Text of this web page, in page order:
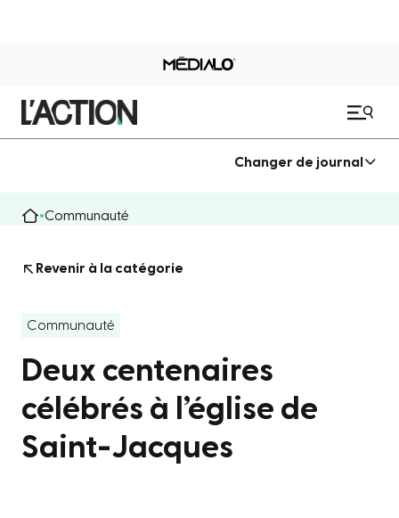
Changer de journal
Communauté
Revenir à la catégorie
Communauté
Deux centenaires
célébrés à l’église de
Saint-Jacques